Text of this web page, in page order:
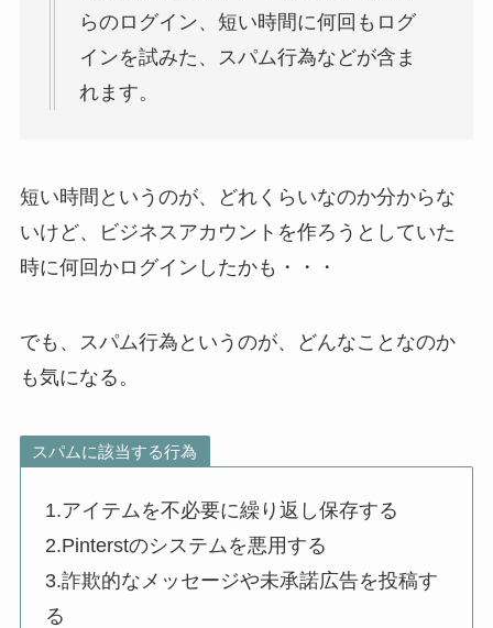
らのログイン、短い時間に何回もログ
インを試みた、スパム行為などが含ま
れます。
短い時間というのが、どれくらいなのか分からな
いけど、ビジネスアカウントを作ろうとしていた
時に何回かログインしたかも・・・
でも、スパム行為というのが、どんなことなのか
も気になる。
スパムに該当する行為
1.アイテムを不必要に繰り返し保存する
2.Pinterstのシステムを悪用する
3.詐欺的なメッセージや未承諾広告を投稿す
る